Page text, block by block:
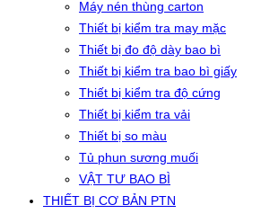
Máy nén thùng carton
Thiết bị kiểm tra may mặc
Thiết bị đo độ dày bao bì
Thiết bị kiểm tra bao bì giấy
Thiết bị kiểm tra độ cứng
Thiết bị kiểm tra vải
Thiết bị so màu
Tủ phun sương muối
VẬT TƯ BAO BÌ
THIẾT BỊ CƠ BẢN PTN